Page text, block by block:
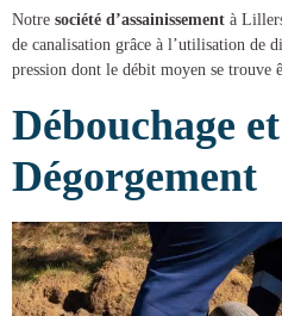
Notre société d’assainissement à
de canalisation grâce à l’utilisation de
pression dont le débit moyen se trouve
Débouchage et
Dégorgement